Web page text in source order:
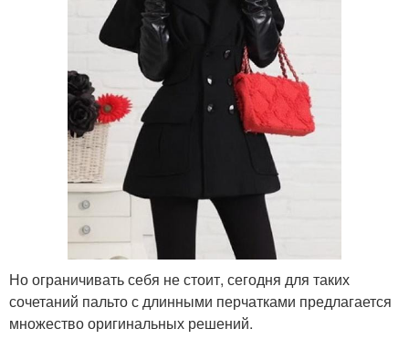
Но ограничивать себя не стоит, сегодня для таких
сочетаний пальто с длинными перчатками предлагается
множество оригинальных решений.